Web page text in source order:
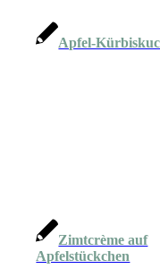
Apfel-
Zimtcrème auf
Apfelstückchen